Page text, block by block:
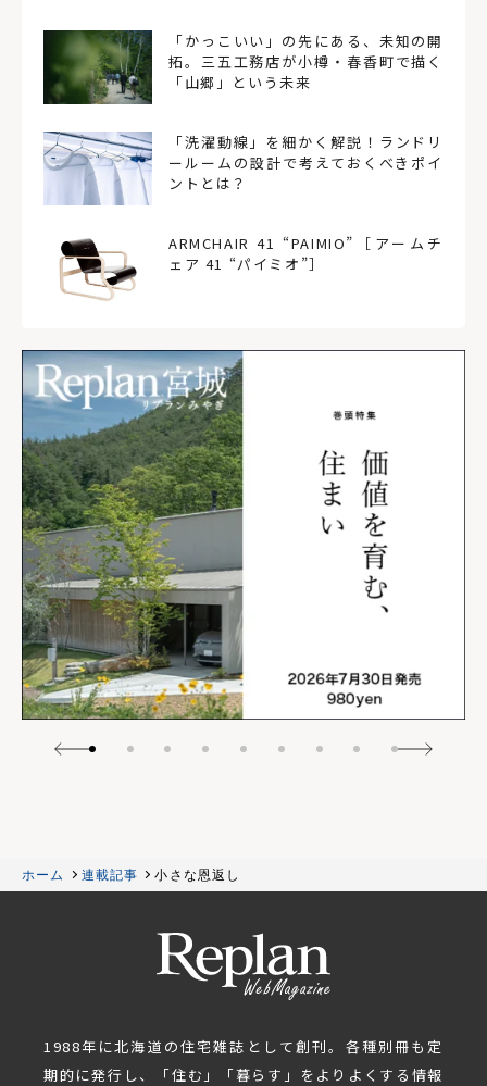
「かっこいい」の先にある、未知の開
拓。三五工務店が小樽・春香町で描く
「山郷」という未来
「洗濯動線」を細かく解説！ランドリ
ールームの設計で考えておくべきポイ
ントとは？
ARMCHAIR 41 “PAIMIO”［アームチ
ェア 41 “パイミオ”］
ホーム 連載記事 小さな恩返し
1988年に北海道の住宅雑誌として創刊。各種別冊も定
期的に発行し、「住む」「暮らす」をよりよくする情報